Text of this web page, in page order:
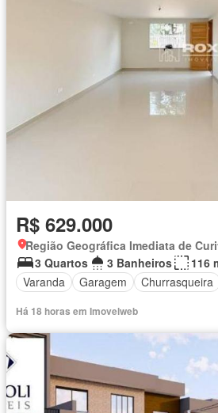
R$ 629.000
3 Quartos
3 Banheiros
116
Varanda
Garagem Churrasqueira
Há 18 horas em Imovelweb